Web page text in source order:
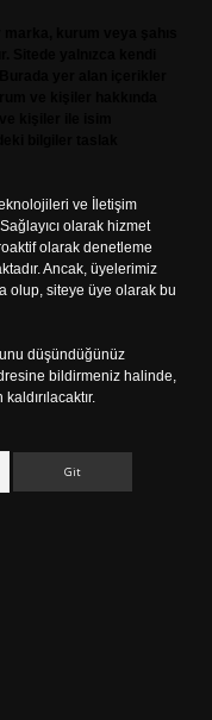
ve İletişim
olarak hizmet
olarak denetleme
Ancak, üyelerimiz
olup, siteye üye olarak bu
düşündüğünüz
bildirmeniz halinde,